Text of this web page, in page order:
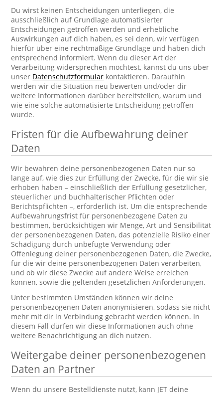
Du wirst keinen Entscheidungen unterliegen, die
ausschließlich auf Grundlage automatisierter
Entscheidungen getroffen werden und erhebliche
Auswirkungen auf dich haben, es sei denn, wir verfügen
hierfür über eine rechtmäßige Grundlage und haben dich
entsprechend informiert. Wenn du dieser Art der
Verarbeitung widersprechen möchtest, kannst du uns über
unser Datenschutzformular kontaktieren. Daraufhin
werden wir die Situation neu bewerten und/oder dir
weitere Informationen darüber bereitstellen, warum und
wie eine solche automatisierte Entscheidung getroffen
wurde.
Fristen für die Aufbewahrung deiner
Daten
Wir bewahren deine personenbezogenen Daten nur so
lange auf, wie dies zur Erfüllung der Zwecke, für die wir sie
erhoben haben – einschließlich der Erfüllung gesetzlicher,
steuerlicher und buchhalterischer Pflichten oder
Berichtspflichten –, erforderlich ist. Um die entsprechende
Aufbewahrungsfrist für personenbezogene Daten zu
bestimmen, berücksichtigen wir Menge, Art und Sensibilität
der personenbezogenen Daten, das potenzielle Risiko einer
Schädigung durch unbefugte Verwendung oder
Offenlegung deiner personenbezogenen Daten, die Zwecke,
für die wir deine personenbezogenen Daten verarbeiten,
und ob wir diese Zwecke auf andere Weise erreichen
können, sowie die geltenden gesetzlichen Anforderungen.
Unter bestimmten Umständen können wir deine
personenbezogenen Daten anonymisieren, sodass sie nicht
mehr mit dir in Verbindung gebracht werden können. In
diesem Fall dürfen wir diese Informationen auch ohne
weitere Benachrichtigung an dich nutzen.
Weitergabe deiner personenbezogenen
Daten an Partner
Wenn du unsere Bestelldienste nutzt, kann JET deine